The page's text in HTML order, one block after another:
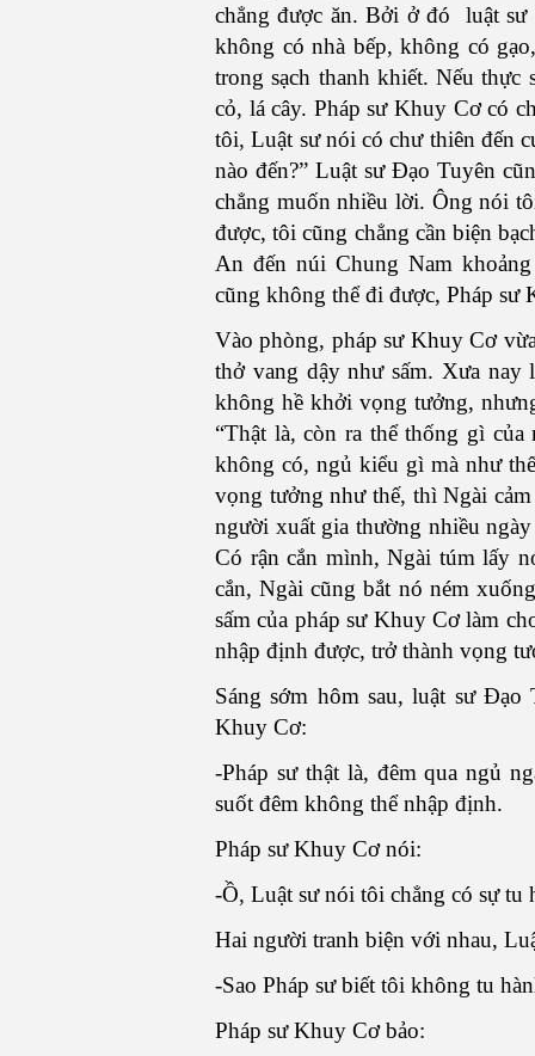
chẳng được ăn. Bởi ở đó luật
không có nhà bếp, không có
trong sạch thanh khiết. Nếu
cỏ, lá cây. Pháp sư Khuy Cơ có
tôi, Luật sư nói có chư thiên đến
nào đến?” Luật sư Đạo Tuyên
chẳng muốn nhiều lời. Ông nói
được, tôi cũng chẳng cần biện
An đến núi Chung Nam
cũng không thể đi được, Pháp sư
Vào phòng, pháp sư Khuy Cơ
thở vang dậy như sấm. Xưa
không hề khởi vọng tưởng,
“Thật là, còn ra thể thống gì
không có, ngủ kiểu gì mà như
vọng tưởng như thế, thì Ngài
người xuất gia thường nhiều
Có rận cắn mình, Ngài túm lấy
cắn, Ngài cũng bắt nó ném
sấm của pháp sư Khuy Cơ làm
nhập định được, trở thành vọng
Sáng sớm hôm sau, luật sư
Khuy Cơ:
-Pháp sư thật là, đêm qua ngủ
suốt đêm không thể nhập định.
Pháp sư Khuy Cơ nói:
-Ồ, Luật sư nói tôi chẳng có sự
Hai người tranh biện với nhau,
-Sao Pháp sư biết tôi không tu
Pháp sư Khuy Cơ bảo: